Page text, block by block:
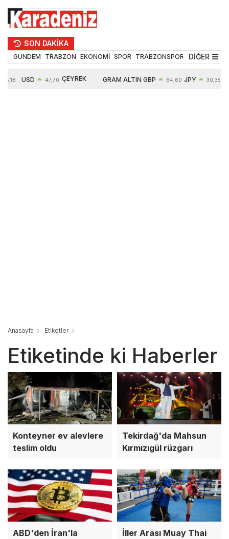
SON DAKİKA
GÜNDEM TRABZON EKONOMİ SPOR TRABZONSPOR TEKNOLOJİ
DİĞER
USD 47,70 ÇEYREK GRAM ALTIN GBP 64,60 JPY 30,35
Anasayfa Etiketler
Etiketinde ki Haberler
Konteyner ev alevlere
teslim oldu
Tekirdağ'da Mahsun
Kırmızıgül rüzgarı
ABD'den İran'la
İller Arası Muay Thai